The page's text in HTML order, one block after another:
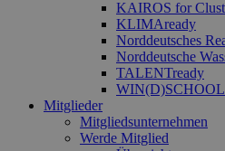
KAIROS for
KLIMAready
Norddeutsches
Norddeutsche
TALENTready
WIN(D)SCHOOL
Mitglieder
Mitgliedsunternehmen
Werde Mitglied